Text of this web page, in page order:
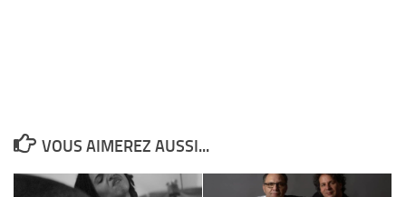
VOUS AIMEREZ AUSSI...